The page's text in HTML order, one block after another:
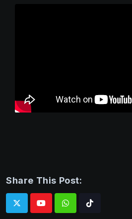
Share This Post:
WhatsappTiktok